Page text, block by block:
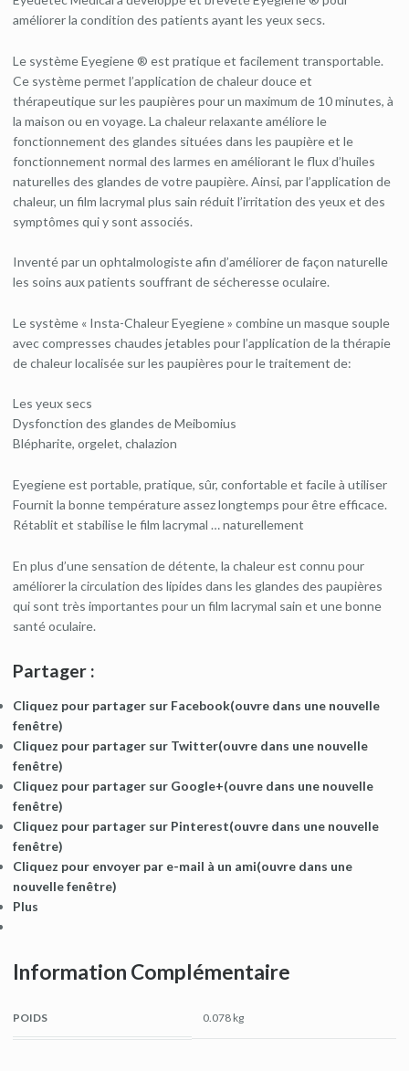
améliorer la condition des patients ayant les yeux secs.
Le système Eyegiene ® est pratique et facilement transportable.
Ce système permet l’application de chaleur douce et
thérapeutique sur les paupières pour un maximum de 10 minutes, à
la maison ou en voyage. La chaleur relaxante améliore le
fonctionnement des glandes situées dans les paupière et le
fonctionnement normal des larmes en améliorant le flux d’huiles
naturelles des glandes de votre paupière. Ainsi, par l’application de
chaleur, un film lacrymal plus sain réduit l’irritation des yeux et des
symptômes qui y sont associés.
Inventé par un ophtalmologiste afin d’améliorer de façon naturelle
les soins aux patients souffrant de sécheresse oculaire.
Le système « Insta-Chaleur Eyegiene » combine un masque souple
avec compresses chaudes jetables pour l’application de la thérapie
de chaleur localisée sur les paupières pour le traitement de:
Les yeux secs
Dysfonction des glandes de Meibomius
Blépharite, orgelet, chalazion
Eyegiene est portable, pratique, sûr, confortable et facile à utiliser
Fournit la bonne température assez longtemps pour être efficace.
Rétablit et stabilise le film lacrymal … naturellement
En plus d’une sensation de détente, la chaleur est connu pour
améliorer la circulation des lipides dans les glandes des paupières
qui sont très importantes pour un film lacrymal sain et une bonne
santé oculaire.
Partager :
Cliquez pour partager sur Facebook(ouvre dans une nouvelle
fenêtre)
Cliquez pour partager sur Twitter(ouvre dans une nouvelle
fenêtre)
Cliquez pour partager sur Google+(ouvre dans une nouvelle
fenêtre)
Cliquez pour partager sur Pinterest(ouvre dans une nouvelle
fenêtre)
Cliquez pour envoyer par e-mail à un ami(ouvre dans une
nouvelle fenêtre)
Plus
Information Complémentaire
POIDS 0.078 kg